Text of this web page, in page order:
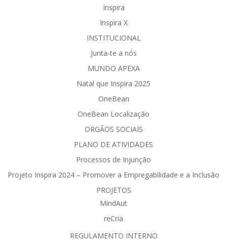
Inspira
Inspira X
INSTITUCIONAL
Junta-te a nós
MUNDO APEXA
Natal que Inspira 2025
OneBean
OneBean Localização
ORGÃOS SOCIAIS
PLANO DE ATIVIDADES
Processos de Injunção
Projeto Inspira 2024 – Promover a Empregabilidade e a Inclusão
PROJETOS
MindAut
reCria
REGULAMENTO INTERNO